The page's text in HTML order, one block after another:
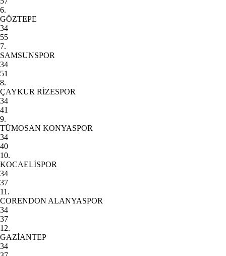
6.
GÖZTEPE
34
55
7.
SAMSUNSPOR
34
51
8.
ÇAYKUR RİZESPOR
34
41
9.
TÜMOSAN KONYASPOR
34
40
10.
KOCAELİSPOR
34
37
11.
CORENDON ALANYASPOR
34
37
12.
GAZİANTEP
34